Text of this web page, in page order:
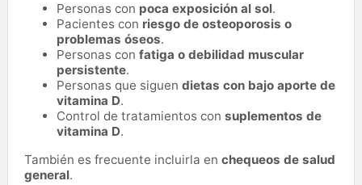
Personas con poca exposición al sol.
Pacientes con riesgo de osteoporosis o
problemas óseos.
Personas con fatiga o debilidad muscular
persistente.
Personas que siguen dietas con bajo aporte de
vitamina D.
Control de tratamientos con suplementos de
vitamina D.
También es frecuente incluirla en chequeos de salud
general.